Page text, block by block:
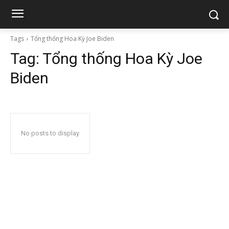
Tags Tổng thống Hoa Kỳ Joe Biden
Tag: Tổng thống Hoa Kỳ Joe
Biden
No posts to display